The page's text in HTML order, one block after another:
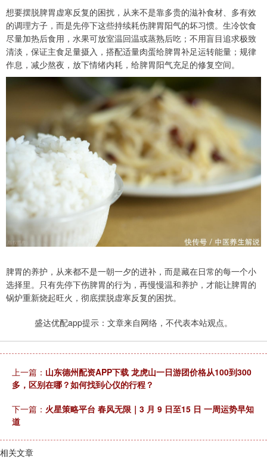
想要摆脱脾胃虚寒反复的困扰，从来不是靠多贵的滋补食材、多有效
的调理方子，而是先停下这些持续耗伤脾胃阳气的坏习惯。生冷饮食
尽量加热后食用，水果可放室温回温或蒸熟后吃；不用盲目追求极致
清淡，保证主食足量摄入，搭配适量肉蛋给脾胃补足运转能量；规律
作息，减少熬夜，放下情绪内耗，给脾胃阳气充足的修复空间。
脾胃的养护，从来都不是一朝一夕的进补，而是藏在日常的每一个小
选择里。只有先停下伤脾胃的行为，再慢慢温和养护，才能让脾胃的
锅炉重新烧起旺火，彻底摆脱虚寒反复的困扰。
盛达优配app提示：文章来自网络，不代表本站观点。
上一篇： 山东德州配资APP下载 龙虎山一日游团价格从100到300
多，区别在哪？如何找到心仪的行程？
下一篇： 火星策略平台 春风无限｜3 月 9 日至15 日 一周运势早知
道
相关文章